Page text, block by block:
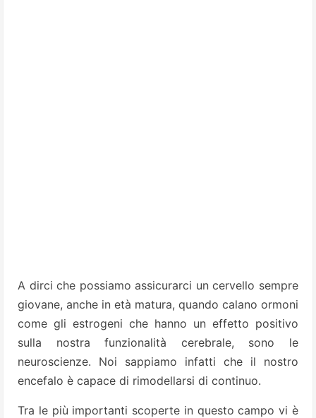
A dirci che possiamo assicurarci un cervello sempre
giovane, anche in età matura, quando calano ormoni
come gli estrogeni che hanno un effetto positivo
sulla nostra funzionalità cerebrale, sono le
neuroscienze. Noi sappiamo infatti che il nostro
encefalo è capace di rimodellarsi di continuo.
Tra le più importanti scoperte in questo campo vi è